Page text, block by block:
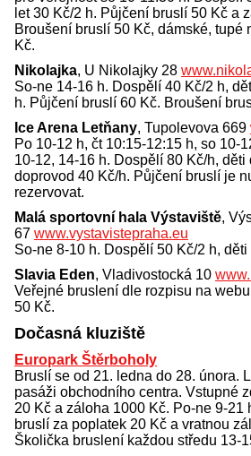
let 30 Kč/2 h. Půjčení bruslí 50 Kč a
Broušení bruslí 50 Kč, dámské, tupé
Kč.
Nikolajka, U Nikolajky 28
So-ne 14-16 h. Dospělí 40 Kč/2 h,
h. Půjčení bruslí 60 Kč. Broušení
Ice Arena Letňany, Tupolevova 669
Po 10-12 h, čt 10:15-12:15 h, so 10-
10-12, 14-16 h. Dospělí 80 Kč/h, děti
doprovod 40 Kč/h. Půjčení bruslí je
rezervovat.
Malá sportovní hala Výstaviště,
67 www.vystavistepraha.eu
So-ne 8-10 h. Dospělí 50 Kč/2 h, děti
Slavia Eden, Vladivostocká 10
Veřejné bruslení dle rozpisu na
50 Kč.
Dočasná kluziště
Europark Štěrboholy
Bruslí se od 21. ledna do 28. února.
pasáži obchodního centra. Vstupné
20 Kč a záloha 1000 Kč. Po-ne 9-21
bruslí za poplatek 20 Kč a vratnou
Školička bruslení každou středu 13-